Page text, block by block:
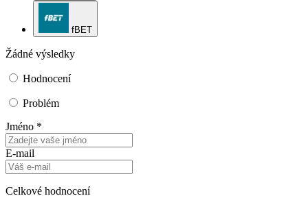
fBET
Žádné výsledky
Hodnocení
Problém
Jméno *
E-mail
Celkové hodnocení